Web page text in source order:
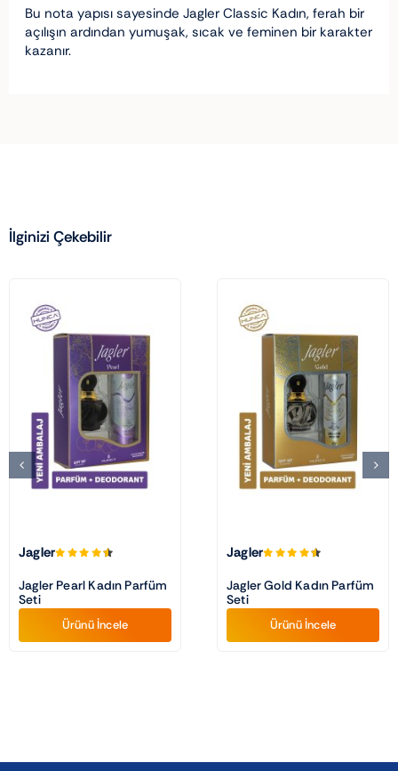
Bu nota yapısı sayesinde Jagler Classic Kadın, ferah bir
açılışın ardından yumuşak, sıcak ve feminen bir karakter
kazanır.
İlginizi Çekebilir
Jagler
Jagler Pearl Kadın Parfüm
Seti
Ürünü İncele
Jagler
Jagler Gold Kadın Parfüm
Seti
Ürünü İncele